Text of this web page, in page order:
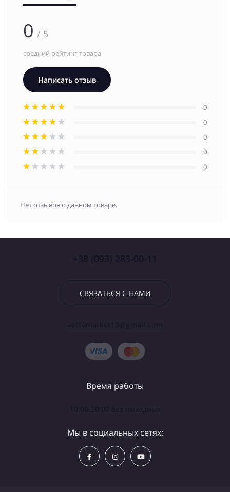
0 / 5
средний рейтинг товара
Написать отзыв
0
0
0
0
0
Нет отзывов о данном товаре.
СВЯЗАТЬСЯ С НАМИ
Время работы
Мы в социальных сетях: